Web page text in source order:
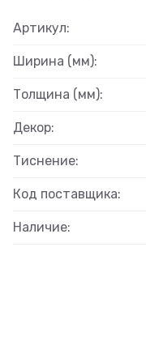
Артикул:
Ширина (мм):
Толщина (мм):
Декор:
Тиснение:
Код поставщика:
Наличие: